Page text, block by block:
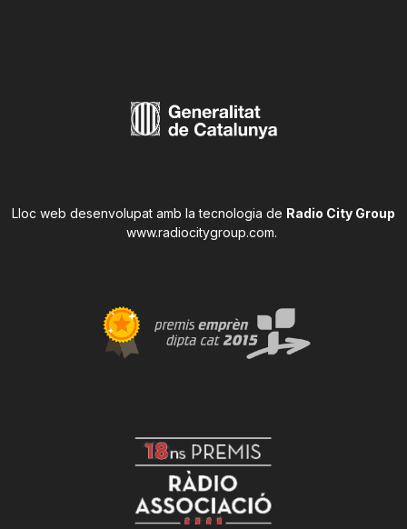
Lloc web desenvolupat amb la tecnologia de Radio City Group
www.radiocitygroup.com.